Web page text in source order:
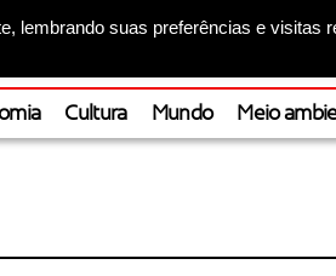
lembrando suas preferências e visitas
Cultura Mundo Meio